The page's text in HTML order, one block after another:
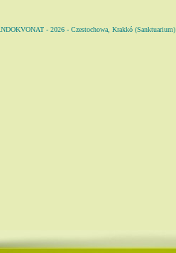
- 2026 - Czestochowa, Krakkó (Sanktuarium)